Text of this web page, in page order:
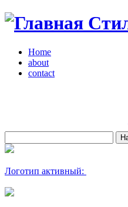
Home
about
contact
Логотип активный: